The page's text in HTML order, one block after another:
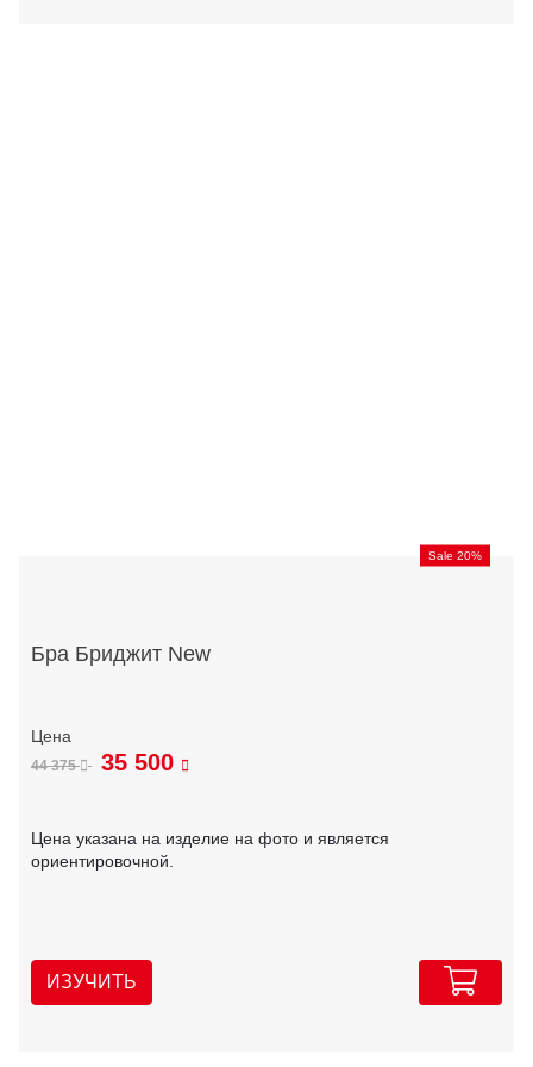
Sale 20%
Бра Бриджит New
44 375 35 500
Цена указана на изделие на фото и является
ориентировочной.
ИЗУЧИТЬ